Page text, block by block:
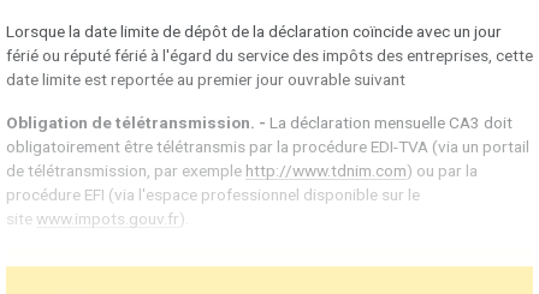
Lorsque la date limite de dépôt de la déclaration coïncide avec un jour
férié ou réputé férié à l'égard du service des impôts des entreprises, cette
date limite est reportée au premier jour ouvrable suivant
Obligation de télétransmission. - La déclaration mensuelle CA3 doit
obligatoirement être télétransmis par la procédure EDI-TVA (via un portail
de télétransmission, par exemple http://www.tdnim.com) ou par la
procédure EFI (via l'espace professionnel disponible sur le
sitewww.impots.gouv.fr).